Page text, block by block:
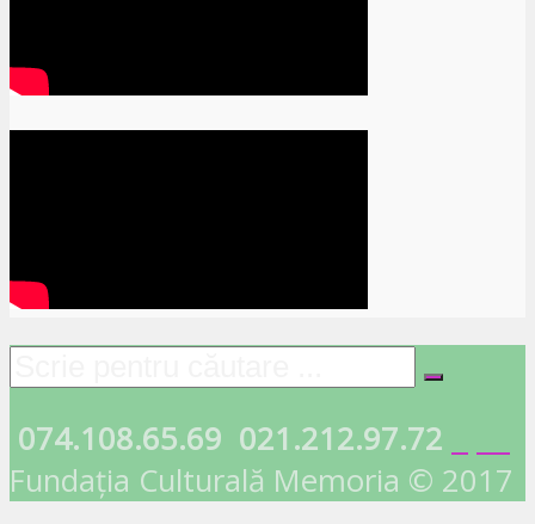
074.108.65.69 021.212.97.72
Fundația Culturală Memoria © 2017